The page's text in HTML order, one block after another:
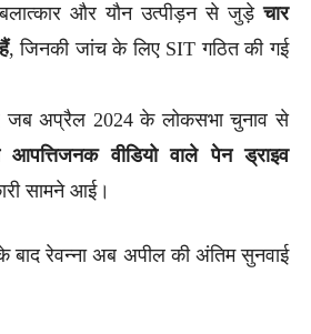
और यौन उत्पीड़न से जुड़ेचार
, जिनकी जांच के लिए SIT गठित की गई
जब अप्रैल 2024 के लोकसभा चुनाव से
वीडियो वाले पेन ड्राइव
सामने आई।
रेवन्ना अब अपील की अंतिम सुनवाई